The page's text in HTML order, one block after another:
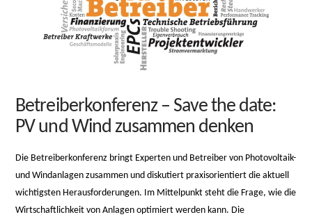
Betreiberkonferenz – Save the date:
PV und Wind zusammen denken
Die Betreiberkonferenz bringt Experten und Betreiber von Photovoltaik-
und Windanlagen zusammen und diskutiert praxisorientiert die aktuell
wichtigsten Herausforderungen. Im Mittelpunkt steht die Frage, wie die
Wirtschaftlichkeit von Anlagen optimiert werden kann. Die